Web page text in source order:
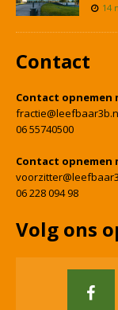
14
Contact
Contact opnemen
06 55740500
Contact opnemen
06 228 094 98
Volg ons